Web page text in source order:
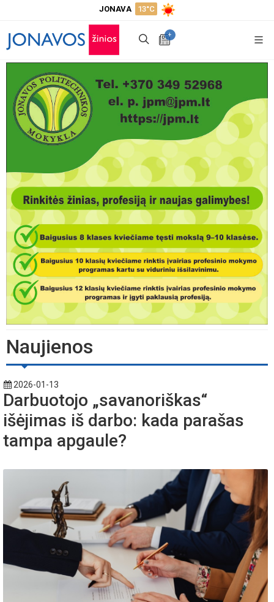
JONAVA 13°C
+
Naujienos
2026-01-13
Darbuotojo „savanoriškas“
išėjimas iš darbo: kada parašas
tampa apgaule?